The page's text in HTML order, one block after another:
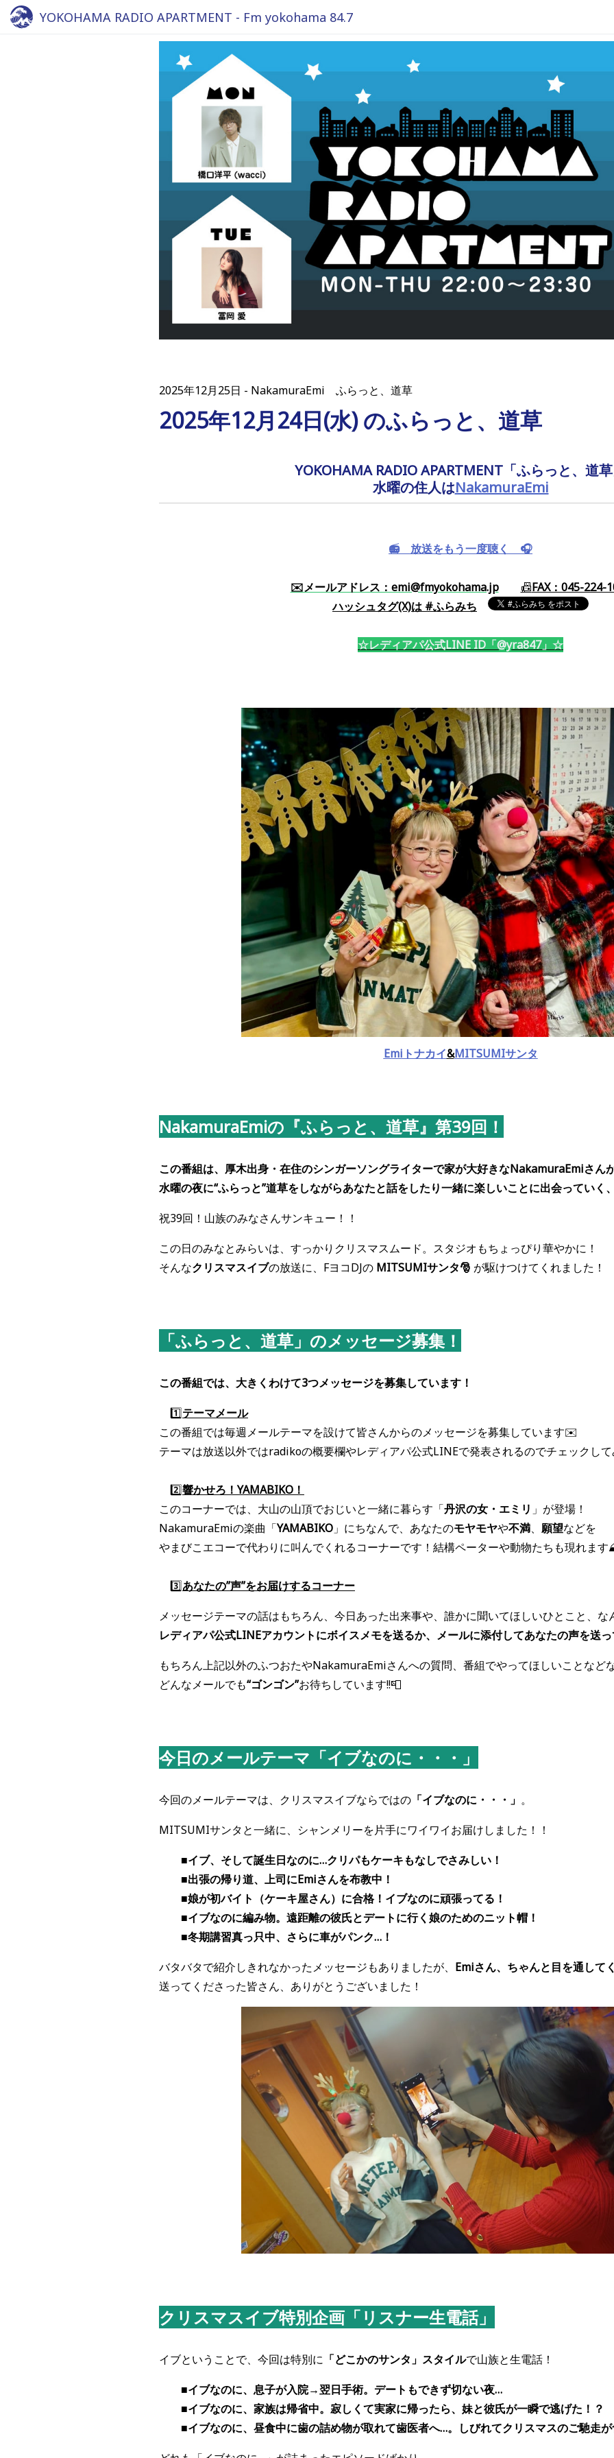
YOKOHAMA RADIO APARTMENT - Fm yokohama 84.7
2025年12月25日 NakamuraEmi ふらっと、道草
2025年12月24日(水) のふらっと、道草
YOKOHAMA RADIO APARTMENT「ふらっと、道草
水曜の住人はNakamuraEmi
📻️ 放送をもう一度聴く 🎧️
✉️メールアドレス：emi@fmyokohama.jp 📠FAX：045-224-
ハッシュタグ(X)は #ふらみち
☆レディアパ公式LINE ID「@yra847」☆
Emiトナカイ&MITSUMIサンタ
NakamuraEmiの『ふらっと、道草』第39回！
この番組は、厚木出身・在住のシンガーソングライターで家が大好きなNakamuraEmiさん
水曜の夜に“ふらっと”道草をしながらあなたと話をしたり一緒に楽しいことに出会っていく
祝39回！山族のみなさんサンキュー！！
この日のみなとみらいは、すっかりクリスマスムード。スタジオもちょっぴり華やかに！
そんなクリスマスイブの放送に、FヨコDJの MITSUMIサンタ🎅 が駆けつけてくれました！
「ふらっと、道草」のメッセージ募集！
この番組では、大きくわけて3つメッセージを募集しています！
1️⃣テーマメール
この番組では毎週メールテーマを設けて皆さんからのメッセージを募集しています✉️
テーマは放送以外ではradikoの概要欄やレディアパ公式LINEで発表されるのでチェックし
2️⃣響かせろ！YAMABIKO！
このコーナーでは、大山の山頂でおじいと一緒に暮らす「丹沢の女・エミリ 」が登場！
NakamuraEmiの楽曲「YAMABIKO 」にちなんで、あなたのモヤモヤや不満、 願望などを
やまびこエコーで代わりに叫んでくれるコーナーです！結構ペーターや動物たちも現れま
3️⃣あなたの”声”をお届けするコーナー
メッセージテーマの話はもちろん、今日あった出来事や、誰かに聞いてほしいひとこと、な
レディアパ公式LINEアカウントにボイスメモを送るか、メールに添付してあなたの声を送
もちろん上記以外のふつおたやNakamuraEmiさんへの質問、番組でやってほしいことなど
どんなメールでも“ゴンゴン”お待ちしています!!📮
今日のメールテーマ「イブなのに・・・」
今回のメールテーマは、クリスマスイブならではの 「イブなのに・・・」 。
MITSUMIサンタと一緒に、シャンメリーを片手にワイワイお届けしました！！
■イブ、そして誕生日なのに…クリパもケーキもなしでさみしい！
■出張の帰り道、上司にEmiさんを布教中！
■娘が初バイト（ケーキ屋さん）に合格！イブなのに頑張ってる！
■イブなのに編み物。遠距離の彼氏とデートに行く娘のためのニット帽！
■冬期講習真っ只中、さらに車がパンク…！
バタバタで紹介しきれなかったメッセージもありましたが、 Emiさん、ちゃんと目を通して
送ってくださった皆さん、ありがとうございました！
クリスマスイブ特別企画「リスナー生電話」
イブということで、今回は特別に 「どこかのサンタ」スタイルで山族と生電話！
■イブなのに、息子が入院→翌日手術。デートもできず切ない夜…
■イブなのに、家族は帰省中。寂しくて実家に帰ったら、妹と彼氏が一瞬で逃げた！？
■イブなのに、昼食中に歯の詰め物が取れて歯医者へ…。しびれてクリスマスのご馳走が